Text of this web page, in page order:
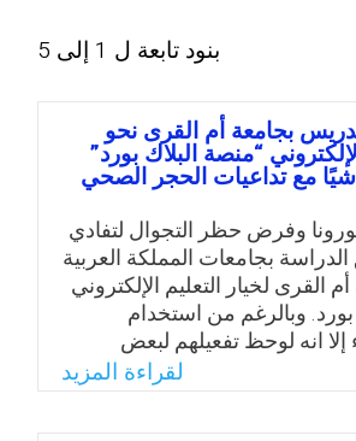
بنود تابعة ل 1 إلى 5
بجامعة أم القرى نحو
“منصة البلاك بورد”
مع تداعيات الحجر الصحي
وفرض حظر التجوال لتفادي
بجامعات المملكة العربية
القرى لخيار التعليم الإلكتروني
وبالرغم من استخدام
انه لوحظ تفعيلهم لبعض
والمحاضرات الافتراضية،
أخرى كالإستبيانات،
والاختبارات، والاوراق
لقراءة المزيد